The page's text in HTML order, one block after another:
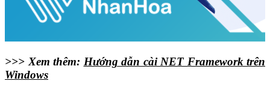
>>> Xem thêm: Hướng dẫn cài NET Framework trên
Windows